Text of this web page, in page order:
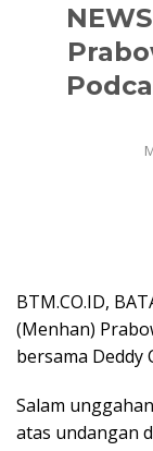
BTM.CO.ID,
(Menhan)
bersama Deddy
Salam
atas undangan